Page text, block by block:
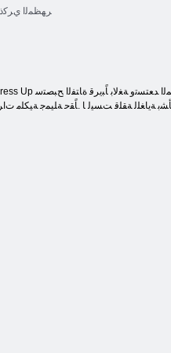
ﺮﻬﻈﻤﻟﺍ ﻱﺮﻛﺫ
ﻥﺄﺸﺑ ﺔﻳﺎﻐﻠﻟ ﺔﻘﻠﻗ ﺖﺴﻴﻟ ﺎ .ﺎًﻘﺣ ﺔﻠﻴﻤﺟ